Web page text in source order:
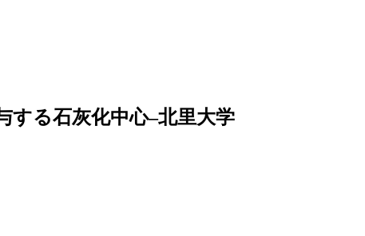
する石灰化中心–北里大学